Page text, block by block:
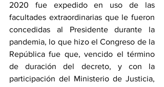
2020 fue expedido en uso de las
facultades extraordinarias que le fueron
concedidas al Presidente durante la
pandemia, lo que hizo el Congreso de la
República fue que, vencido el término
de duración del decreto, y con la
participación del Ministerio de Justicia,